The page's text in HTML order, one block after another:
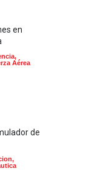
en
Aérea
de
,